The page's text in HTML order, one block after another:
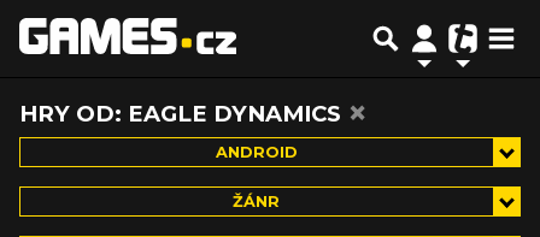
HRY OD: EAGLE DYNAMICS ×
ANDROID
ŽÁNR